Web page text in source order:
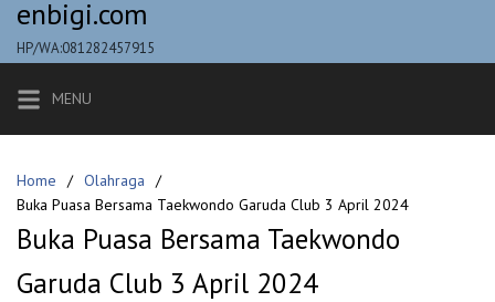
Skip
content
enbigi.com
HP/WA:081282457915
MENU
Home
Olahraga
Buka Puasa Bersama Taekwondo Garuda Club 3 April 2024
Buka Puasa Bersama Taekwondo
Garuda Club 3 April 2024